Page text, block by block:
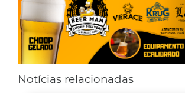
Notícias relacionadas